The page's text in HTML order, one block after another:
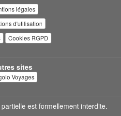
légales
d'utilisation
Cookies RGPD
sites
Voyages
est formellement interdite.